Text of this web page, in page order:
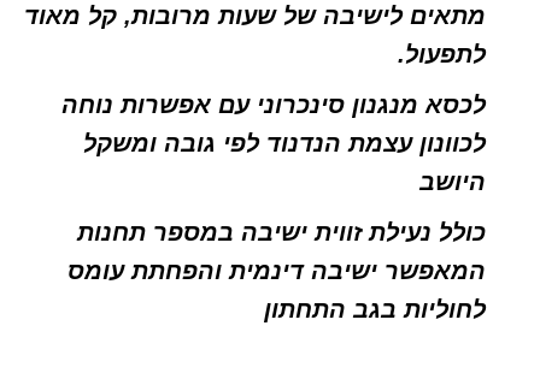
מתאים לישיבה של שעות מרובות, קל מאוד
לתפעול.
לכסא מנגנון סינכרוני עם אפשרות נוחה
לכוונון עצמת הנדנוד לפי גובה ומשקל
היושב
כולל נעילת זווית ישיבה במספר תחנות
המאפשר ישיבה דינמית והפחתת עומס
לחוליות בגב התחתון